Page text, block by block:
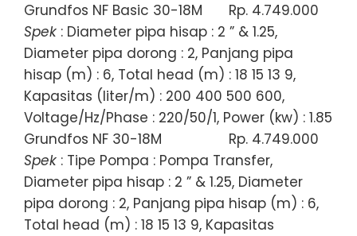
Grundfos NF Basic 30-18M
Rp. 4.749.000
Spek : Diameter pipa hisap : 2 ” & 1.25,
Diameter pipa dorong : 2, Panjang pipa
hisap (m) : 6, Total head (m) : 18 15 13 9,
Kapasitas (liter/m) : 200 400 500 600,
Voltage/Hz/Phase : 220/50/1, Power (kw) : 1.85
Grundfos NF 30-18M
Rp. 4.749.000
Spek : Tipe Pompa : Pompa Transfer,
Diameter pipa hisap : 2 ” & 1.25, Diameter
pipa dorong : 2, Panjang pipa hisap (m) : 6,
Total head (m) : 18 15 13 9, Kapasitas